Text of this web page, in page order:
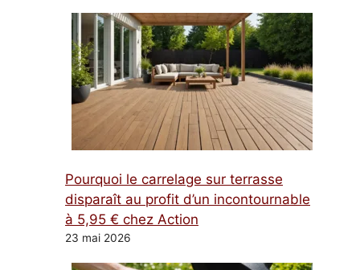
Pourquoi le carrelage sur terrasse
disparaît au profit d’un incontournable
à 5,95 € chez Action
23 mai 2026